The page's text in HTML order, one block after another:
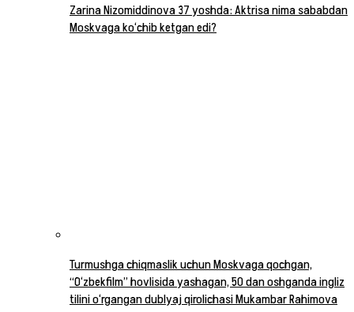
Zarina Nizomiddinova 37 yoshda: Aktrisa nima sababdan
Moskvaga ko‘chib ketgan edi?
Turmushga chiqmaslik uchun Moskvaga qochgan,
“O‘zbekfilm” hovlisida yashagan, 50 dan oshganda ingliz
tilini o‘rgangan dublyaj qirolichasi Mukambar Rahimova